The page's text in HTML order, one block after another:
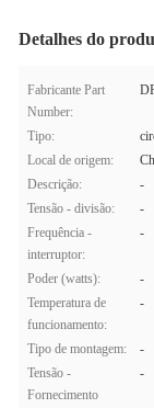
Detalhes do
Fabricante Part
Number:
Tipo:
Local de origem:
Descrição:
-
Tensão - divisão:
-
Frequência -
interruptor:
-
Poder (watts):
-
Temperatura de
funcionamento:
-
Tipo de montagem:
-
Tensão -
Fornecimento
-